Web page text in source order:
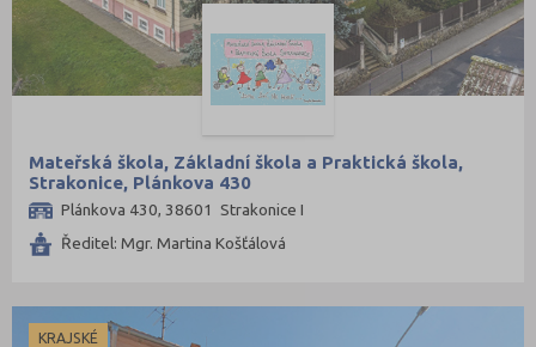
Mateřská škola, Základní škola a Praktická škola,
Strakonice, Plánkova 430
Plánkova 430, 38601 Strakonice I
Ředitel: Mgr. Martina Košťálová
KRAJSKÉ